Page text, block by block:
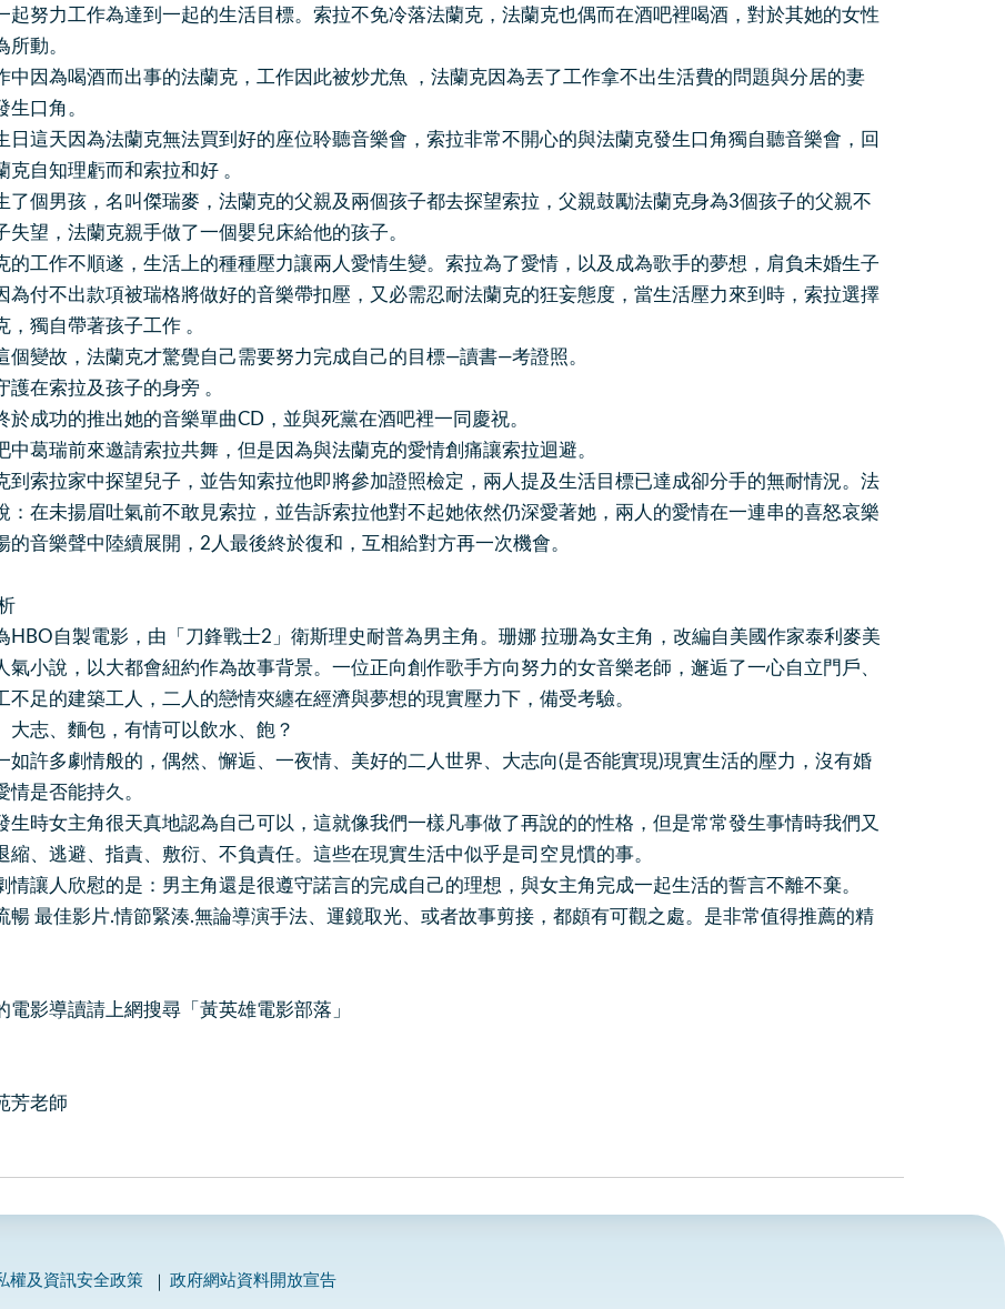
力工作為達到一起的生活目標。索拉不免冷落法蘭克，法蘭克也偶而在酒吧裡喝酒，對於其她的女性
所動。
為喝酒而出事的法蘭克，工作因此被炒尤魚 ，法蘭克因為丟了工作拿不出生活費的問題與分居的妻
生口角。
天因為法蘭克無法買到好的座位聆聽音樂會，索拉非常不開心的與法蘭克發生口角獨自聽音樂會，回
克自知理虧而和索拉和好 。
男孩，名叫傑瑞麥，法蘭克的父親及兩個孩子都去探望索拉，父親鼓勵法蘭克身為3個孩子的父親不
失望，法蘭克親手做了一個嬰兒床給他的孩子。
作不順遂，生活上的種種壓力讓兩人愛情生變。索拉為了愛情，以及成為歌手的夢想，肩負未婚生子
為付不出款項被瑞格將做好的音樂帶扣壓，又必需忍耐法蘭克的狂妄態度，當生活壓力來到時，索拉選擇
，獨自帶著孩子工作 。
變故，法蘭克才驚覺自己需要努力完成自己的目標—讀書—考證照。
在索拉及孩子的身旁 。
功的推出她的音樂單曲CD，並與死黨在酒吧裡一同慶祝。
瑞前來邀請索拉共舞，但是因為與法蘭克的愛情創痛讓索拉迴避。
拉家中探望兒子，並告知索拉他即將參加證照檢定，兩人提及生活目標已達成卻分手的無耐情況。法
：在未揚眉吐氣前不敢見索拉，並告訴索拉他對不起她依然仍深愛著她，兩人的愛情在一連串的喜怒哀樂
的音樂聲中陸續展開，2人最後終於復和，互相給對方再一次機會。
自製電影，由「刀鋒戰士2」衛斯理史耐普為男主角。珊娜 拉珊為女主角，改編自美國作家泰利麥美
氣小說，以大都會紐約作為故事背景。一位正向創作歌手方向努力的女音樂老師，邂逅了一心自立門戶、
不足的建築工人，二人的戀情夾纏在經濟與夢想的現實壓力下，備受考驗。
志、麵包，有情可以飲水、飽？
多劇情般的，偶然、懈逅、一夜情、美好的二人世界、大志向(是否能實現)現實生活的壓力，沒有婚
情是否能持久。
女主角很天真地認為自己可以，這就像我們一樣凡事做了再說的的性格，但是常常發生事情時我們又
縮、逃避、指責、敷衍、不負責任。這些在現實生活中似乎是司空見慣的事。
人欣慰的是：男主角還是很遵守諾言的完成自己的理想，與女主角完成一起生活的誓言不離不棄。
最佳影片.情節緊湊.無論導演手法、運鏡取光、或者故事剪接，都頗有可觀之處。是非常值得推薦的精
電影導讀請上網搜尋「黃英雄電影部落」
芳老師
權及資訊安全政策 政府網站資料開放宣告